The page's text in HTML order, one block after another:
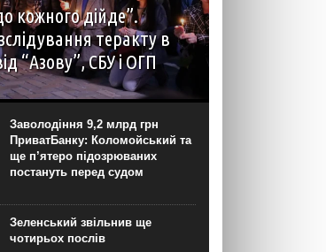
кожного дійде”.
теракту в
“Азову”, СБУ і ОГП
Терамае 28 липня рідні вцілілих
виступили із шокуючою
списки полонених у “бараці
вибух, укладав полонений
Заява...
Заволодіння 9,2 млрд грн
ПриватБанку: Коломойський та
ще п’ятеро підозрюваних
постануть перед судом
Зеленський звільнив ще
чотирьох послів